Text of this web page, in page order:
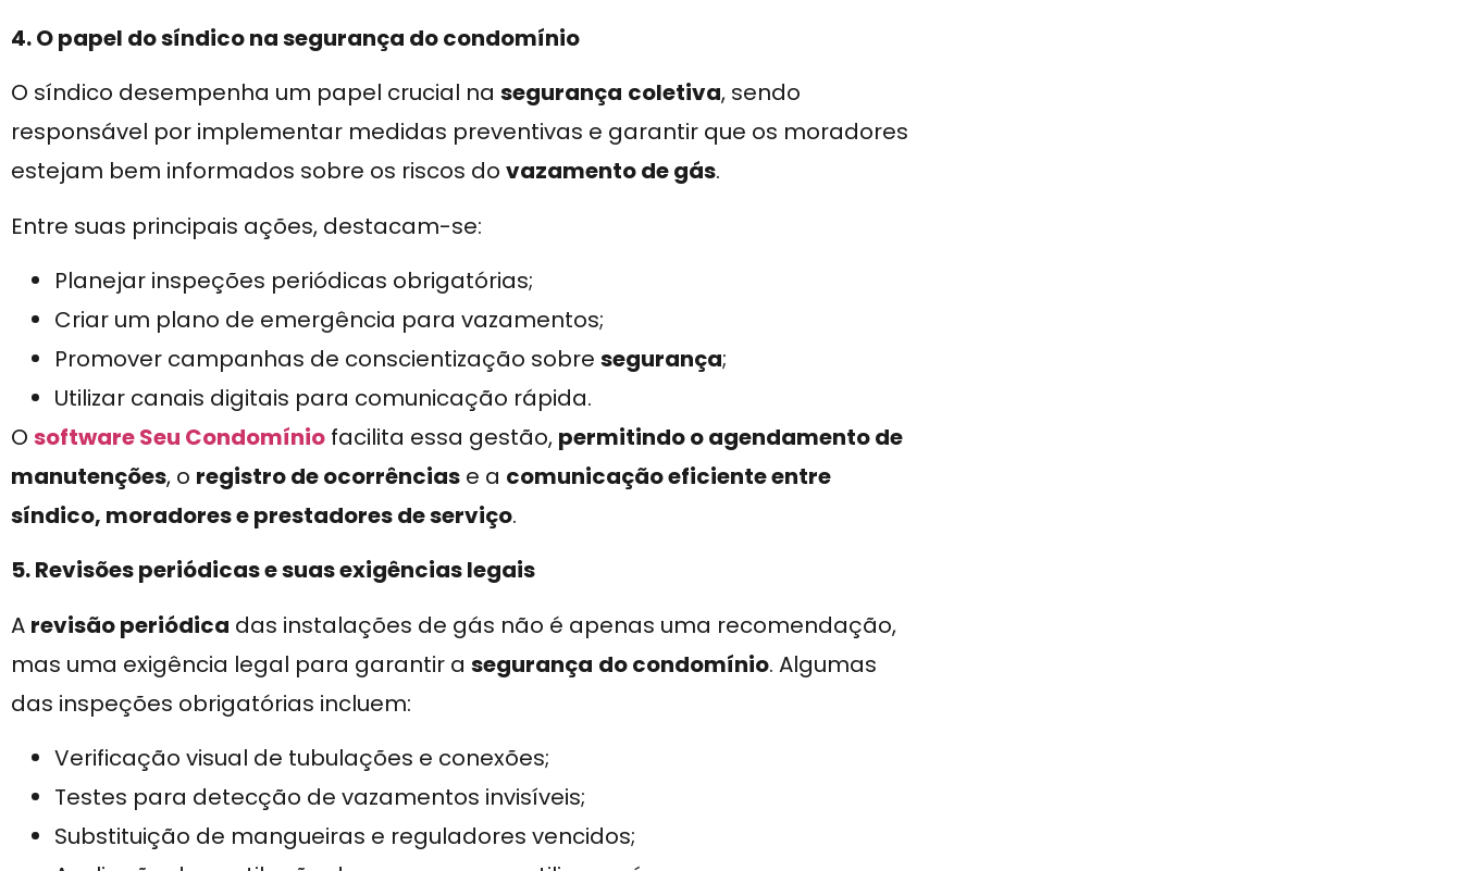
4. O papel do síndico na segurança do condomínio
O síndico desempenha um papel crucial na segurança coletiva, sendo
responsável por implementar medidas preventivas e garantir que os moradores
estejam bem informados sobre os riscos do vazamento de gás.
Entre suas principais ações, destacam-se:
Planejar inspeções periódicas obrigatórias;
Criar um plano de emergência para vazamentos;
Promover campanhas de conscientização sobre segurança;
Utilizar canais digitais para comunicação rápida.
O software Seu Condomínio facilita essa gestão, permitindo o agendamento de
manutenções, o registro de ocorrências e a comunicação eficiente entre
síndico, moradores e prestadores de serviço.
5. Revisões periódicas e suas exigências legais
A revisão periódica das instalações de gás não é apenas uma recomendação,
mas uma exigência legal para garantir a segurança do condomínio. Algumas
das inspeções obrigatórias incluem:
Verificação visual de tubulações e conexões;
Testes para detecção de vazamentos invisíveis;
Substituição de mangueiras e reguladores vencidos;